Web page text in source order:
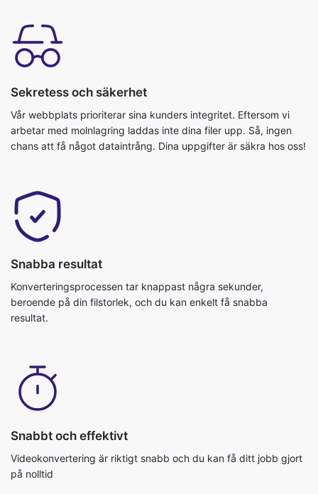
Sekretess och säkerhet
Vår webbplats prioriterar sina kunders integritet. Eftersom vi
arbetar med molnlagring laddas inte dina filer upp. Så, ingen
chans att få något dataintrång. Dina uppgifter är säkra hos oss!
Snabba resultat
Konverteringsprocessen tar knappast några sekunder,
beroende på din filstorlek, och du kan enkelt få snabba
resultat.
Snabbt och effektivt
Videokonvertering är riktigt snabb och du kan få ditt jobb gjort
på nolltid